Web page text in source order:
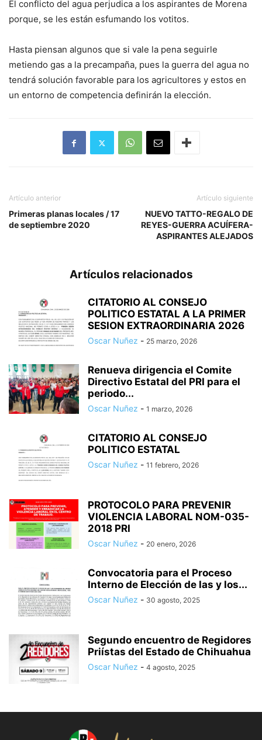
El conflicto del agua perjudica a los aspirantes de Morena
porque, se les están esfumando los votitos.
Hasta piensan algunos que si vale la pena seguirle
metiendo gas a la precampaña, pues la guerra del agua no
tendrá solución favorable para los agricultores y estos en
un entorno de competencia definirán la elección.
Artículo anterior
Primeras planas locales / 17
de septiembre 2020
Artículo siguiente
NUEVO TATTO-REGALO DE
REYES-GUERRA ACUÍFERA-
ASPIRANTES ALEJADOS
Artículos relacionados
CITATORIO AL CONSEJO
POLITICO ESTATAL A LA PRIMER
SESION EXTRAORDINARIA 2026
Oscar Nuñez - 25 marzo, 2026
Renueva dirigencia el Comite
Directivo Estatal del PRI para el
periodo...
Oscar Nuñez - 1 marzo, 2026
CITATORIO AL CONSEJO
POLITICO ESTATAL
Oscar Nuñez - 11 febrero, 2026
PROTOCOLO PARA PREVENIR
VIOLENCIA LABORAL NOM-035-
2018 PRI
Oscar Nuñez - 20 enero, 2026
Convocatoria para el Proceso
Interno de Elección de las y los...
Oscar Nuñez - 30 agosto, 2025
Segundo encuentro de Regidores
Priístas del Estado de Chihuahua
Oscar Nuñez - 4 agosto, 2025